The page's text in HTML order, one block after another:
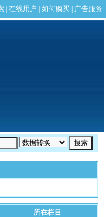
所在栏目